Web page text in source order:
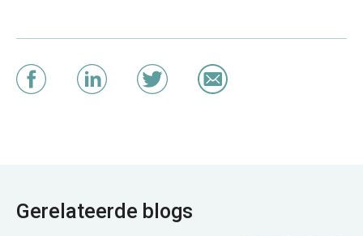
Gerelateerde blogs